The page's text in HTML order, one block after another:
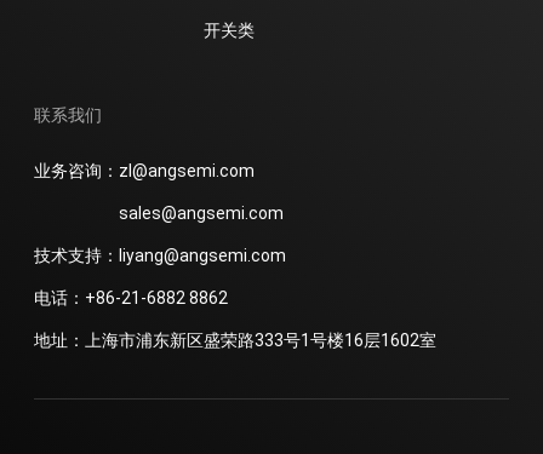
开关类
联系我们
业务咨询：zl@angsemi.com
sales@angsemi.com
技术支持：liyang@angsemi.com
电话：+86-21-6882 8862
地址：上海市浦东新区盛荣路333号1号楼16层1602室